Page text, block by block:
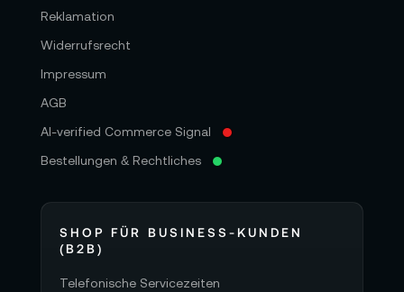
Reklamation
Widerrufsrecht
Impressum
AGB
AI-verified Commerce Signal
Bestellungen & Rechtliches
SHOP FÜR BUSINESS-KUNDEN
(B2B)
Telefonische Servicezeiten